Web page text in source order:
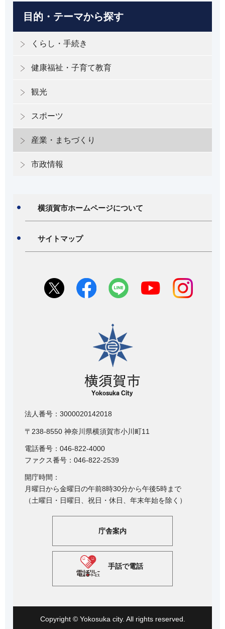
目的・テーマから探す
くらし・手続き
健康福祉・子育て教育
観光
スポーツ
産業・まちづくり
市政情報
横須賀市ホームページについて
サイトマップ
横須賀市
法人番号：3000020142018
〒238-8550 神奈川県横須賀市小川町11
電話番号：046-822-4000
ファクス番号：046-822-2539
開庁時間：
月曜日から金曜日の午前8時30分から午後5時まで
（土曜日・日曜日、祝日・休日、年末年始を除く）
庁舎案内
手話で電話
Copyright © Yokosuka city. All rights reserved.